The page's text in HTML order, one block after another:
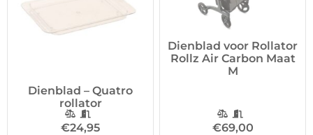
Dienblad – Quatro
rollator
€24,95
Dienblad voor Rollator
Rollz Air Carbon Maat
M
€69,00